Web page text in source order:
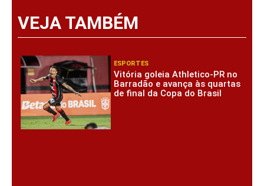
VEJA TAMBÉM
ESPORTES
Vitória goleia Athletico-PR no
Barradão e avança às quartas
de final da Copa do Brasil